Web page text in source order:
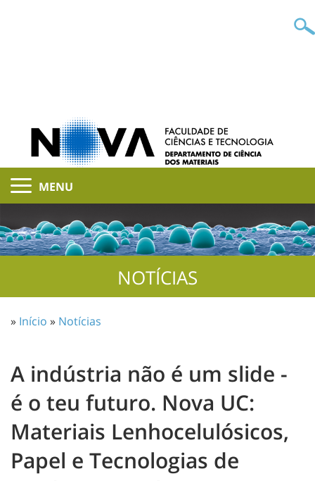
MENU
NOTÍCIAS
» Início » Notícias
A indústria não é um slide -
é o teu futuro. Nova UC:
Materiais Lenhocelulósicos,
Papel e Tecnologias de